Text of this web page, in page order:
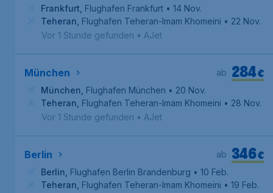
Frankfurt Flughafen Frankfurt • 14 Nov.
Teheran Flughafen Teheran-Imam Khomeini • 22 Nov.
Vor 1 Stunde gefunden • AJet
München €
284
ab
München Flughafen München • 20 Nov.
Teheran Flughafen Teheran-Imam Khomeini • 28 Nov.
Vor 1 Stunde gefunden • AJet
Berlin €
346
ab
Berlin Flughafen Berlin Brandenburg • 10 Feb.
Teheran Flughafen Teheran-Imam Khomeini • 19 Feb.